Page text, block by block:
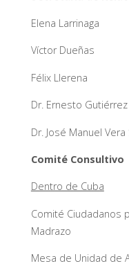
Elena Larrinaga
Víctor Dueñas
Félix Llerena
Dr. Ernesto
Dr. José Manuel
Comité Consultivo
Dentro de Cuba
Comité Ciudadanos
Madrazo
Mesa de Unidad de